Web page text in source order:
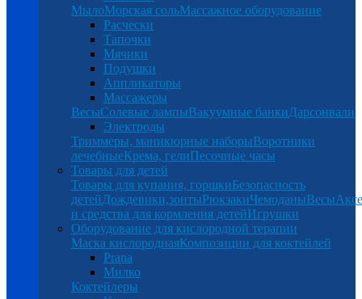
МылоМорская сольМассажное оборудование
Расчески
Тапочки
Мячики
Подушки
Аппликаторы
Массажеры
ВесыСолевые лампыВакуумные банкиДарсонвали
Электроды
Триммеры, маникюрные наборыВоротники
лечебныеКрема, гелиПесочные часы
Товары для детей
Товары для купания, горшкиБезопасность
детейДождевики,зонтыРюкзакиЧемоданыВесы
и средства для кормления детейИгрушки
Оборудование для кислородной терапии
Маска кислороднаяКомпозиции для коктейлей
Prana
Милко
Коктейлеры